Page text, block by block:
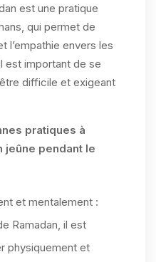
est une pratique
qui permet de
l’empathie envers les
est important de se
difficile et exigeant
pratiques à
jeûne pendant le
et mentalement :
Ramadan, il est
physiquement et